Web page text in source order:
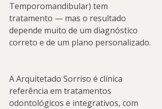
Temporomandibular) tem
tratamento — mas o resultado
depende muito de um diagnóstico
correto e de um plano personalizado.
A Arquitetado Sorriso é clínica
referência em tratamentos
odontológicos e integrativos, com